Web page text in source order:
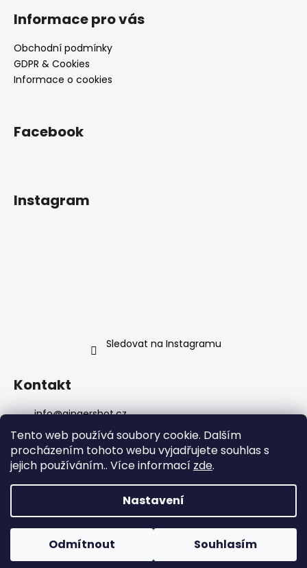
Tento web používá soubory cookie. Dalším
procházením tohoto webu vyjadřujete souhlas s
jejich používáním.. Více informací zde.
Nastavení
Odmítnout Souhlasím
Informace pro vás
Obchodní podmínky
GDPR & Cookies
Informace o cookies
Facebook
Instagram
Sledovat na Instagramu
Kontakt
info@gingershot.cz
+420 607 639 368
+420 607 639 368
facebook.com/gingershot.cz/
gingershot.cz/
Copyright 2026GingerShot.cz. Všechna práva
vyhrazena.
Upravit nastavení cookies